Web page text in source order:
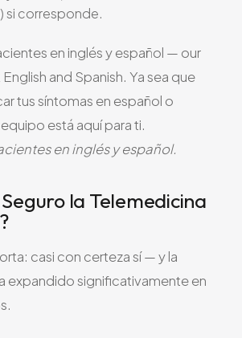
si corresponde.
en inglés y español — our
and Spanish. Ya sea que
tus síntomas en español o
está aquí para ti.
en inglés y español.
la Telemedicina
casi con certeza sí — y la
expandido significativamente en